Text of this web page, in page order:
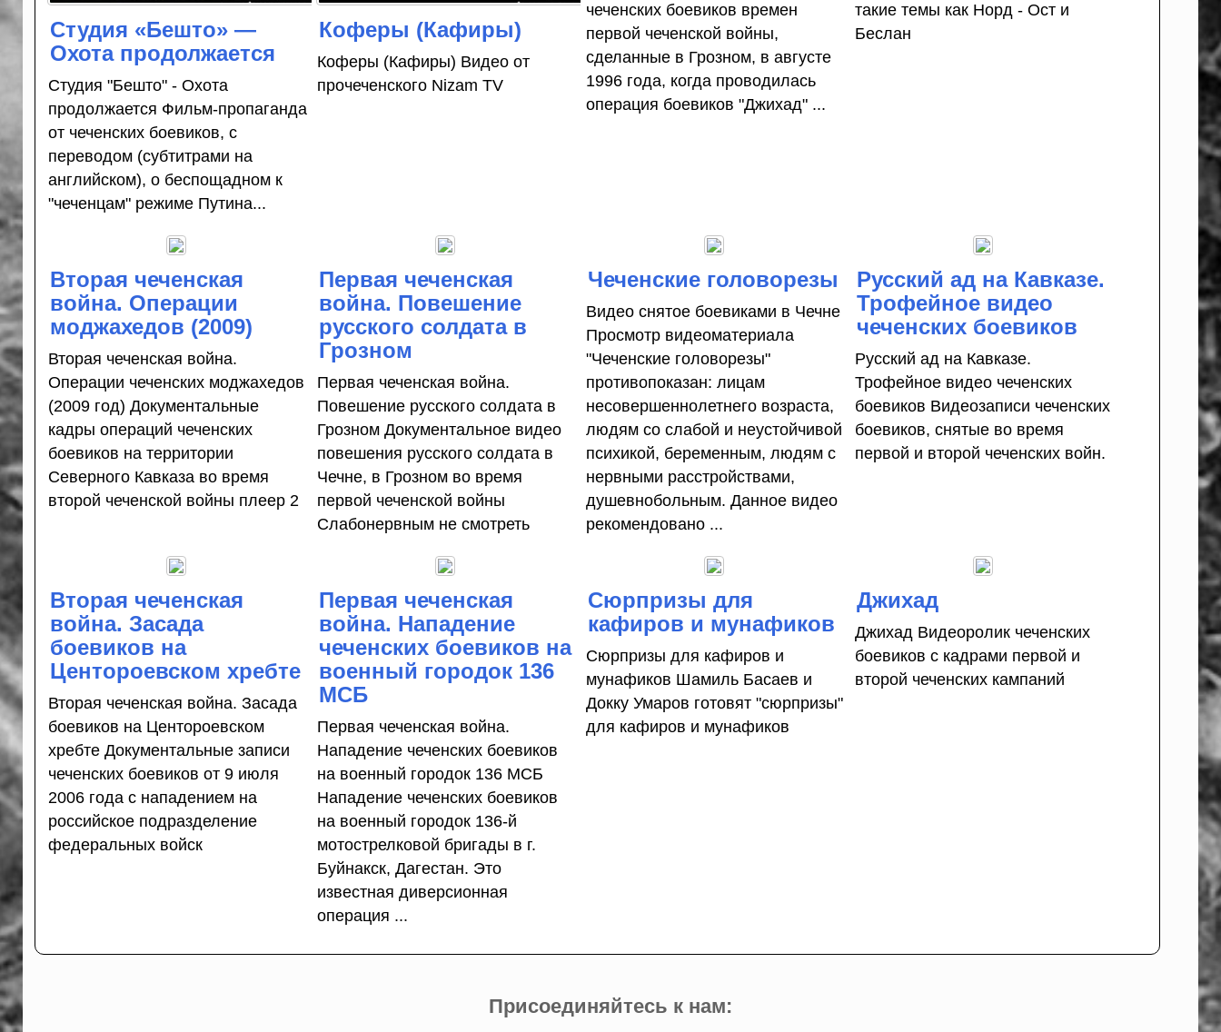
Студия «Бешто» —
Охота продолжается
Студия "Бешто" - Охота
продолжается Фильм-пропаганда
от чеченских боевиков, с
переводом (субтитрами на
английском), о беспощадном к
"чеченцам" режиме Путина...
Коферы (Кафиры)
Коферы (Кафиры) Видео от
прочеченского Nizam TV
чеченских боевиков времен
первой чеченской войны,
сделанные в Грозном, в августе
1996 года, когда проводилась
операция боевиков "Джихад" ...
такие темы как Норд - Ост и
Беслан
Вторая чеченская
война. Операции
моджахедов (2009)
Вторая чеченская война.
Операции чеченских моджахедов
(2009 год) Документальные
кадры операций чеченских
боевиков на территории
Северного Кавказа во время
второй чеченской войны плеер 2
Первая чеченская
война. Повешение
русского солдата в
Грозном
Первая чеченская война.
Повешение русского солдата в
Грозном Документальное видео
повешения русского солдата в
Чечне, в Грозном во время
первой чеченской войны
Слабонервным не смотреть
Чеченские головорезы
Видео снятое боевиками в Чечне
Просмотр видеоматериала
"Чеченские головорезы"
противопоказан: лицам
несовершеннолетнего возраста,
людям со слабой и неустойчивой
психикой, беременным, людям с
нервными расстройствами,
душевнобольным. Данное видео
рекомендовано ...
Русский ад на Кавказе.
Трофейное видео
чеченских боевиков
Русский ад на Кавказе.
Трофейное видео чеченских
боевиков Видеозаписи чеченских
боевиков, снятые во время
первой и второй чеченских войн.
Вторая чеченская
война. Засада
боевиков на
Центороевском хребте
Вторая чеченская война. Засада
боевиков на Центороевском
хребте Документальные записи
чеченских боевиков от 9 июля
2006 года с нападением на
российское подразделение
федеральных войск
Первая чеченская
война. Нападение
чеченских боевиков на
военный городок 136
МСБ
Первая чеченская война.
Нападение чеченских боевиков
на военный городок 136 МСБ
Нападение чеченских боевиков
на военный городок 136-й
мотострелковой бригады в г.
Буйнакск, Дагестан. Это
известная диверсионная
операция ...
Сюрпризы для
кафиров и мунафиков
Сюрпризы для кафиров и
мунафиков Шамиль Басаев и
Докку Умаров готовят "сюрпризы"
для кафиров и мунафиков
Джихад
Джихад Видеоролик чеченских
боевиков с кадрами первой и
второй чеченских кампаний
Присоединяйтесь к нам: